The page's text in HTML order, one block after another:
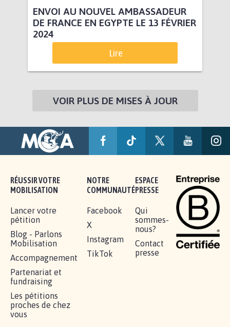
ENVOI AU NOUVEL AMBASSADEUR
DE FRANCE EN EGYPTE LE 13 FÉVRIER
2024
Lire
VOIR PLUS DE MISES À JOUR
RÉUSSIR VOTRE
MOBILISATION
Lancer votre
pétition
Blog - Parlons
Mobilisation
Accompagnement
Partenariat et
fundraising
Les pétitions
proches de chez
vous
NOTRE
COMMUNAUTÉ
Facebook
X
Instagram
TikTok
ESPACE
PRESSE
Qui
sommes-
nous?
Contact
presse